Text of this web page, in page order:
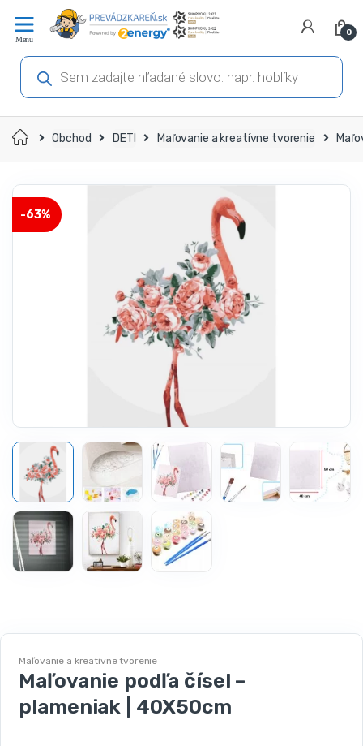
navigáciu
obsah
0
Products
search
Domov Obchod DETI Maľovanie a kreatívne tvorenie
-63%
Maľovanie a kreatívne tvorenie
Maľovanie podľa čísel –
plameniak | 40X50cm